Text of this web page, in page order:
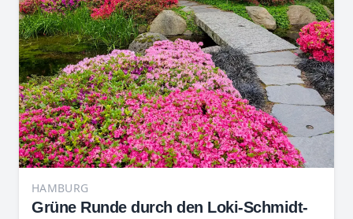
HAMBURG
Grüne Runde durch den Loki-Schmidt-